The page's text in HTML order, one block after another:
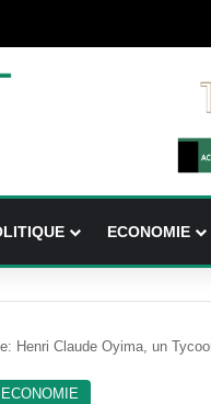
ECONOMIE
Henri Claude Oyima, un
ECONOMIE